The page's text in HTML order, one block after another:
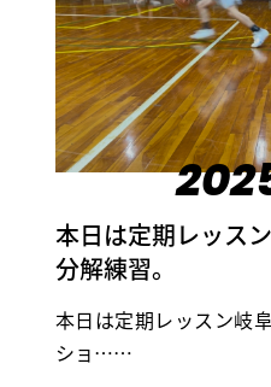
本日は定期レッス
分解練習。
本日は定期レッスン岐
ショ……